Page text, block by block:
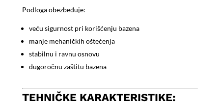
Podloga obezbeđuje:
veću sigurnost pri korišćenju bazena
manje mehaničkih oštećenja
stabilnu i ravnu osnovu
dugoročnu zaštitu bazena
TEHNIČKE KARAKTERISTIKE: